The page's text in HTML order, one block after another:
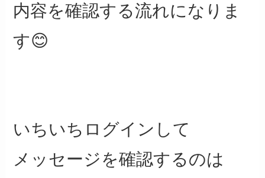
内容を確認する流れになりま
す😊
いちいちログインして
メッセージを確認するのは